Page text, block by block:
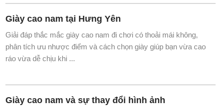
Giày cao nam tại Hưng Yên
Giải đáp thắc mắc giày cao nam đi chơi có thoải mái không,
phân tích ưu nhược điểm và cách chọn giày giúp bạn vừa cao
ráo vừa dễ chịu khi ...
Giày cao nam và sự thay đổi hình ảnh